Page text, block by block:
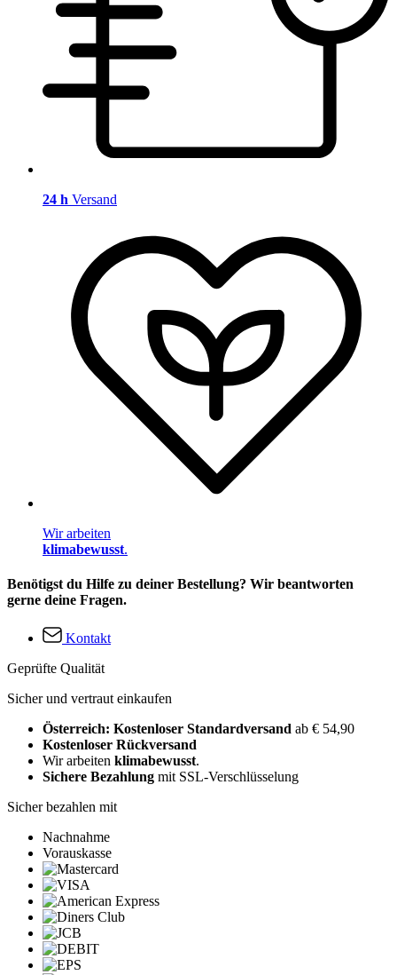
24 h Versand
Wir arbeiten
klimabewusst.
Benötigst du Hilfe zu deiner Bestellung? Wir beantworten
gerne deine Fragen.
Kontakt
Geprüfte Qualität
Sicher und vertraut einkaufen
Österreich: Kostenloser Standardversand ab € 54,90
Kostenloser Rückversand
Wir arbeiten klimabewusst.
Sichere Bezahlung mit SSL-Verschlüsselung
Sicher bezahlen mit
Nachnahme
Vorauskasse